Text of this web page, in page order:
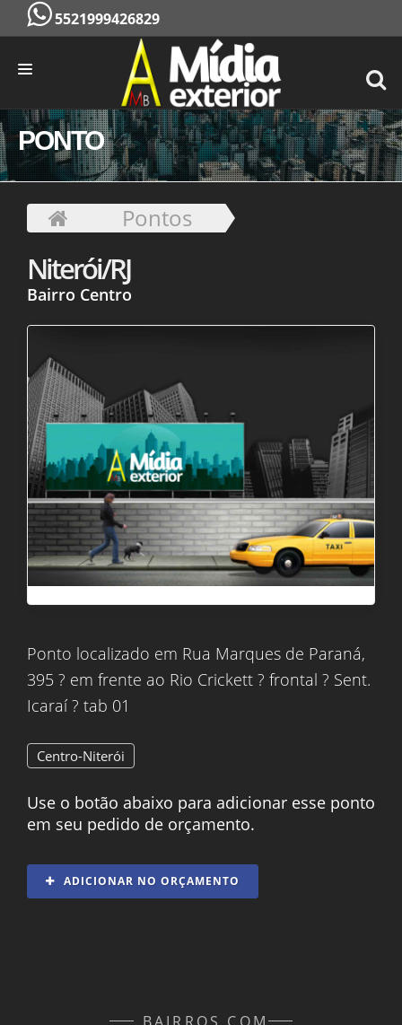
5521999426829
INÍCIO
EMPRESA
PONTOS
CONTATO
PONTO
Pontos
Niterói/RJ
Bairro Centro
Ponto localizado em Rua Marques de Paraná,
395 ? em frente ao Rio Crickett ? frontal ? Sent.
Icaraí ? tab 01
Centro-Niterói
Use o botão abaixo para adicionar esse ponto
em seu pedido de orçamento.
ADICIONAR NO ORÇAMENTO